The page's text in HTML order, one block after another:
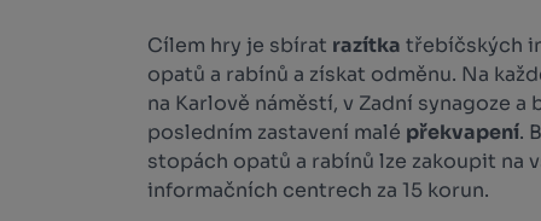
Cílem hry je sbírat razítka třebíčských
opatů a rabínů a získat odměnu. Na
na Karlově náměstí, v Zadní synagoze a
posledním zastavení malé překvapení.
stopách opatů a rabínů lze zakoupit na
informačních centrech za 15 korun.